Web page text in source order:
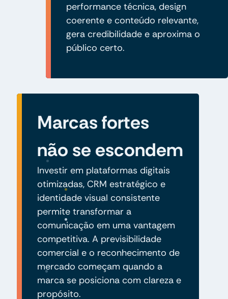
performance técnica, design
coerente e conteúdo relevante,
gera credibilidade e aproxima o
público certo.
Marcas fortes
não se escondem
Investir em plataformas digitais
otimizadas, CRM estratégico e
identidade visual consistente
permite transformar a
comunicação em uma vantagem
competitiva. A previsibilidade
comercial e o reconhecimento de
mercado começam quando a
marca se posiciona com clareza e
propósito.